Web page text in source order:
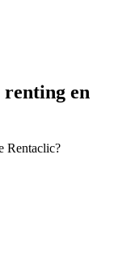
renting en
Rentaclic?